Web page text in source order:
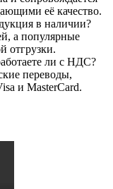
её качество.
в наличии?
а популярные
отгрузки.
ли с НДС?
переводы,
и MasterCard.